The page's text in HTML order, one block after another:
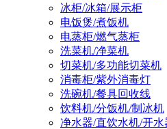
冰柜/冰箱/展示柜
电饭煲/煮饭机
电蒸柜/燃气蒸柜
洗菜机/净菜机
切菜机/多功能切菜机
消毒柜/紫外消毒灯
洗碗机/餐具回收线
饮料机/分饭机/制冰机
净水器/直饮水机/开水